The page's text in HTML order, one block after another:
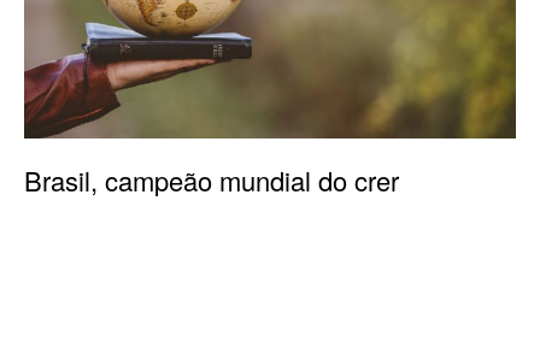
Brasil, campeão mundial do crer